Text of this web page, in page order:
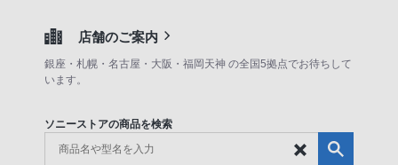
店舗のご案内
銀座・札幌・名古屋・大阪・福岡天神 の全国5拠点でお待ちして
います。
ソニーストアの商品を検索